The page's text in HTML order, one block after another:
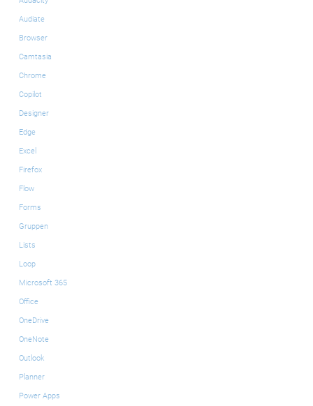
Audiate
Browser
Camtasia
Chrome
Copilot
Designer
Edge
Excel
Firefox
Flow
Forms
Gruppen
Lists
Loop
Microsoft 365
Office
OneDrive
OneNote
Outlook
Planner
Power Apps